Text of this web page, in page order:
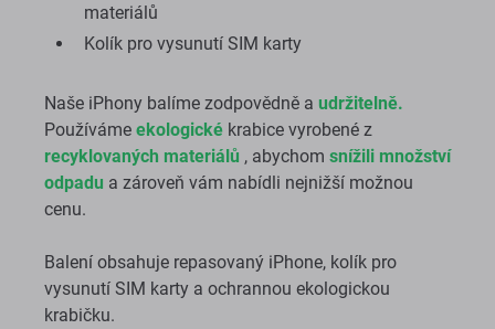
materiálů
Kolík pro vysunutí SIM karty
Naše iPhony balíme zodpovědně a udržitelně.
Používáme ekologické krabice vyrobené z
recyklovaných materiálů , abychom snížili množství
odpadu a zároveň vám nabídli nejnižší možnou
cenu.
Balení obsahuje repasovaný iPhone, kolík pro
vysunutí SIM karty a ochrannou ekologickou
krabičku.